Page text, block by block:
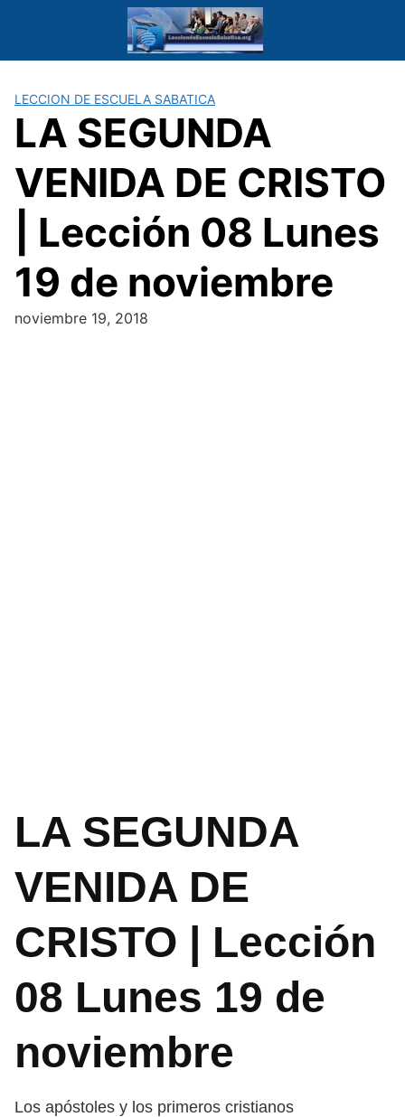
LECCION DE ESCUELA SABATICA
LA SEGUNDA
VENIDA DE CRISTO
| Lección 08 Lunes
19 de noviembre
noviembre 19, 2018
LA SEGUNDA
VENIDA DE
CRISTO | Lección
08 Lunes 19 de
noviembre
Los apóstoles y los primeros cristianos